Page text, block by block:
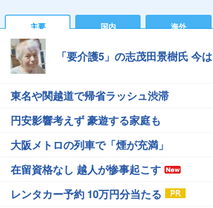
主要 国内 海外
「要介護5」の志茂田景樹氏 今は
東名や関越道で帰省ラッシュ渋滞
円安影響考えず 豪遊する家庭も
大阪メトロの列車で「煙が充満」
在留資格なし 越人が惨事起こす
レンタカー予約 10万円分当たる